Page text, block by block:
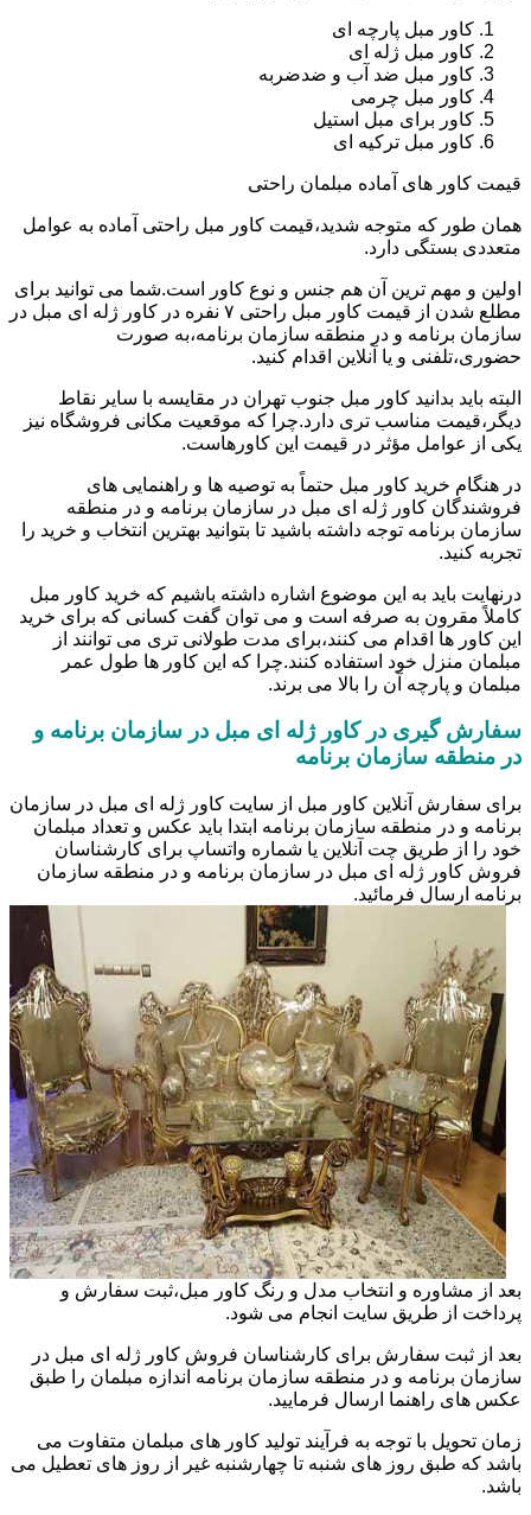
کاور مبل پارچه ای
کاور مبل ژله ای
کاور مبل ضد آب و ضدضربه
کاور مبل چرمی
کاور برای مبل استیل
کاور مبل ترکیه ای
قیمت کاور های آماده مبلمان راحتی
همان طور که متوجه شدید،قیمت کاور مبل راحتی آماده به عوامل
متعددی بستگی دارد.
اولین و مهم ترین آن هم جنس و نوع کاور است.شما می توانید برای
مطلع شدن از قیمت کاور مبل راحتی ۷ نفره در کاور ژله ای مبل در
سازمان برنامه و در منطقه سازمان برنامه،به صورت
حضوری،تلفنی و یا آنلاین اقدام کنید.
البته باید بدانید کاور مبل جنوب تهران در مقایسه با سایر نقاط
دیگر،قیمت مناسب تری دارد.چرا که موقعیت مکانی فروشگاه نیز
یکی از عوامل مؤثر در قیمت این کاورهاست.
در هنگام خرید کاور مبل حتماً به توصیه ها و راهنمایی های
فروشندگان کاور ژله ای مبل در سازمان برنامه و در منطقه
سازمان برنامه توجه داشته باشید تا بتوانید بهترین انتخاب و خرید را
تجربه کنید.
درنهایت باید به این موضوع اشاره داشته باشیم که خرید کاور مبل
کاملاً مقرون به صرفه است و می توان گفت کسانی که برای خرید
این کاور ها اقدام می کنند،برای مدت طولانی تری می توانند از
مبلمان منزل خود استفاده کنند.چرا که این کاور ها طول عمر
مبلمان و پارچه آن را بالا می برند.
سفارش گیری در کاور ژله ای مبل در سازمان برنامه و
در منطقه سازمان برنامه
برای سفارش آنلاین کاور مبل از سایت کاور ژله ای مبل در سازمان
برنامه و در منطقه سازمان برنامه ابتدا باید عکس و تعداد مبلمان
خود را از طریق چت آنلاین یا شماره واتساپ برای کارشناسان
فروش کاور ژله ای مبل در سازمان برنامه و در منطقه سازمان
برنامه ارسال فرمائید.
بعد از مشاوره و انتخاب مدل و رنگ کاور مبل،ثبت سفارش و
پرداخت از طریق سایت انجام می شود.
بعد از ثبت سفارش برای کارشناسان فروش کاور ژله ای مبل در
سازمان برنامه و در منطقه سازمان برنامه اندازه مبلمان را طبق
عکس های راهنما ارسال فرمایید.
زمان تحویل با توجه به فرآیند تولید کاور های مبلمان متفاوت می
باشد که طبق روز های شنبه تا چهارشنبه غیر از روز های تعطیل می
باشد.